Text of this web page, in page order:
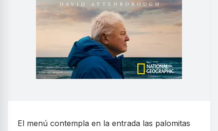
El menú contempla en la entrada las palomitas